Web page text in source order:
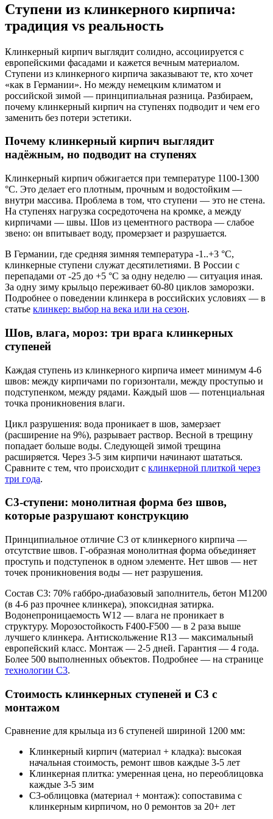
Ступени из клинкерного кирпича:
традиция vs реальность
Клинкерный кирпич выглядит солидно, ассоциируется с
европейскими фасадами и кажется вечным материалом.
Ступени из клинкерного кирпича заказывают те, кто хочет
«как в Германии». Но между немецким климатом и
российской зимой — принципиальная разница. Разбираем,
почему клинкерный кирпич на ступенях подводит и чем его
заменить без потери эстетики.
Почему клинкерный кирпич выглядит
надёжным, но подводит на ступенях
Клинкерный кирпич обжигается при температуре 1100-1300
°C. Это делает его плотным, прочным и водостойким —
внутри массива. Проблема в том, что ступени — это не стена.
На ступенях нагрузка сосредоточена на кромке, а между
кирпичами — швы. Шов из цементного раствора — слабое
звено: он впитывает воду, промерзает и разрушается.
В Германии, где средняя зимняя температура -1..+3 °C,
клинкерные ступени служат десятилетиями. В России с
перепадами от -25 до +5 °C за одну неделю — ситуация иная.
За одну зиму крыльцо переживает 60-80 циклов заморозки.
Подробнее о поведении клинкера в российских условиях — в
статье клинкер: выбор на века или на сезон.
Шов, влага, мороз: три врага клинкерных
ступеней
Каждая ступень из клинкерного кирпича имеет минимум 4-6
швов: между кирпичами по горизонтали, между проступью и
подступенком, между рядами. Каждый шов — потенциальная
точка проникновения влаги.
Цикл разрушения: вода проникает в шов, замерзает
(расширение на 9%), разрывает раствор. Весной в трещину
попадает больше воды. Следующей зимой трещина
расширяется. Через 3-5 зим кирпичи начинают шататься.
Сравните с тем, что происходит с клинкерной плиткой через
три года.
С3-ступени: монолитная форма без швов,
которые разрушают конструкцию
Принципиальное отличие С3 от клинкерного кирпича —
отсутствие швов. Г-образная монолитная форма объединяет
проступь и подступенок в одном элементе. Нет швов — нет
точек проникновения воды — нет разрушения.
Состав С3: 70% габбро-диабазовый заполнитель, бетон М1200
(в 4-6 раз прочнее клинкера), эпоксидная затирка.
Водонепроницаемость W12 — влага не проникает в
структуру. Морозостойкость F400-F500 — в 2 раза выше
лучшего клинкера. Антискольжение R13 — максимальный
европейский класс. Монтаж — 2-5 дней. Гарантия — 4 года.
Более 500 выполненных объектов. Подробнее — на странице
технологии С3.
Стоимость клинкерных ступеней и С3 с
монтажом
Сравнение для крыльца из 6 ступеней шириной 1200 мм:
Клинкерный кирпич (материал + кладка): высокая
начальная стоимость, ремонт швов каждые 3-5 лет
Клинкерная плитка: умеренная цена, но переоблицовка
каждые 3-5 зим
С3-облицовка (материал + монтаж): сопоставима с
клинкерным кирпичом, но 0 ремонтов за 20+ лет